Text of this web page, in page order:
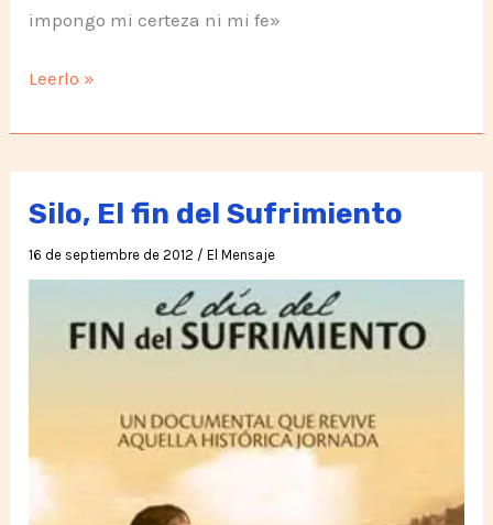
impongo mi certeza ni mi fe»
Quien
ante
de
morir
morira
Leerlo »
Silo, El fin del Sufrimiento
16 de septiembre de 2012 /El Mensaje